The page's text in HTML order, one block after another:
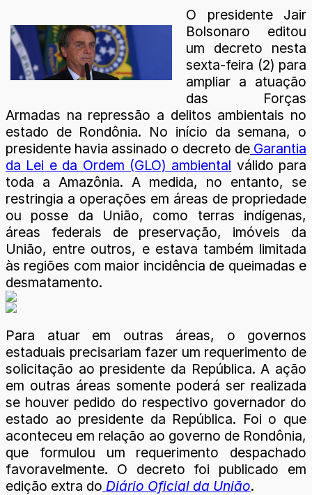
O presidente Jair
Bolsonaro editou
um decreto nesta
sexta-feira (2) para
ampliar a atuação
das Forças
Armadas na repressão a delitos ambientais no
estado de Rondônia. No início da semana, o
presidente havia assinado o decreto de Garantia
da Lei e da Ordem (GLO) ambiental válido para
toda a Amazônia. A medida, no entanto, se
restringia a operações em áreas de propriedade
ou posse da União, como terras indígenas,
áreas federais de preservação, imóveis da
União, entre outros, e estava também limitada
às regiões com maior incidência de queimadas e
desmatamento.
Para atuar em outras áreas, o governos
estaduais precisariam fazer um requerimento de
solicitação ao presidente da República. A ação
em outras áreas somente poderá ser realizada
se houver pedido do respectivo governador do
estado ao presidente da República. Foi o que
aconteceu em relação ao governo de Rondônia,
que formulou um requerimento despachado
favoravelmente. O decreto foi publicado em
edição extra do Diário Oficial da União.